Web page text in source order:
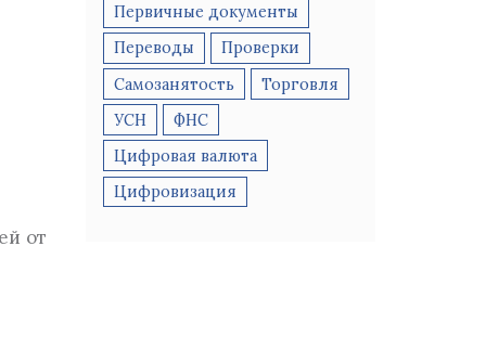
от
Первичные документы
Переводы
Проверки
Самозанятость
Торговля
УСН
ФНС
Цифровая валюта
Цифровизация